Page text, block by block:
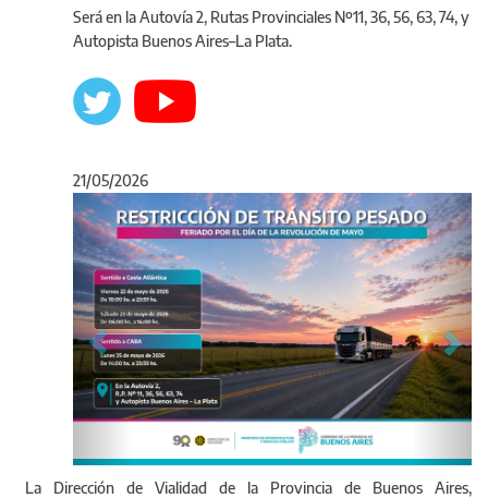
Será en la Autovía 2, Rutas Provinciales Nº11, 36, 56, 63, 74, y
Autopista Buenos Aires–La Plata.
21/05/2026
Anterior
La Dirección de Vialidad de la Provincia de Buenos Aires,